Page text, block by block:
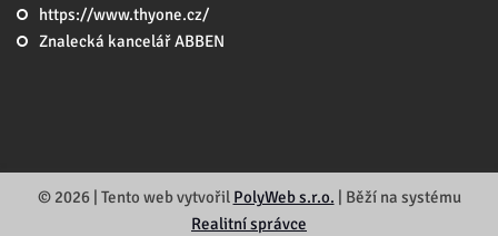
https://www.thyone.cz/
Znalecká kancelář ABBEN
© 2026 | Tento web vytvořil PolyWeb s.r.o. | Běží na systému
Realitní správce